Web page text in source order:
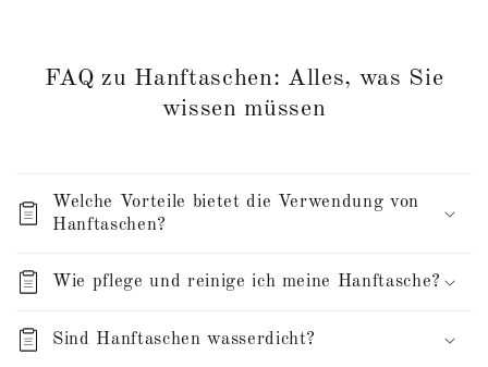
FAQ zu Hanftaschen: Alles, was Sie
wissen müssen
Welche Vorteile bietet die Verwendung von
Hanftaschen?
Wie pflege und reinige ich meine Hanftasche?
Sind Hanftaschen wasserdicht?